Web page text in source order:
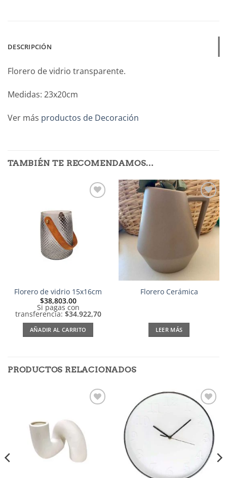
DESCRIPCIÓN
Florero de vidrio transparente.
Medidas: 23x20cm
Ver más productos de Decoración
TAMBIÉN TE RECOMENDAMOS…
Florero de vidrio 15x16cm
$38,803.00
Si pagas con
transferencia: $34.922,70
AÑADIR AL CARRITO
Añadir
a la
lista de
deseos
Florero Cerámica
LEER MÁS
PRODUCTOS RELACIONADOS
deseos
Añadir
a la
lista de
deseos